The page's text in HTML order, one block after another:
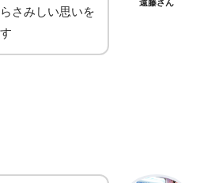
さみしい思いを
遠藤さん